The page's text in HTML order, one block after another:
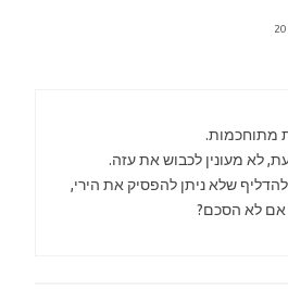
מתוחכמות.
לא מעונין לכבוש את עזה.
שלא ניתן להפסיק את הירי,
אם לא הסכם?